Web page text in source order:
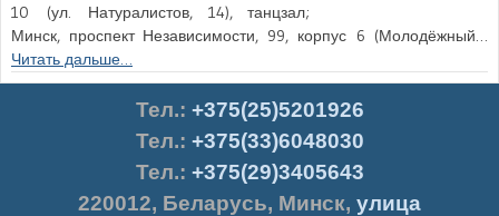
10 (ул. Натуралистов, 14), танцзал;
Минск, проспект Независимости, 99, корпус 6 (Молодёжный…
Читать дальше…
Тел.: +375(25)5201926
Тел.: +375(33)6048030
Тел.: +375(29)3405643
220012, Беларусь, Минск, улица